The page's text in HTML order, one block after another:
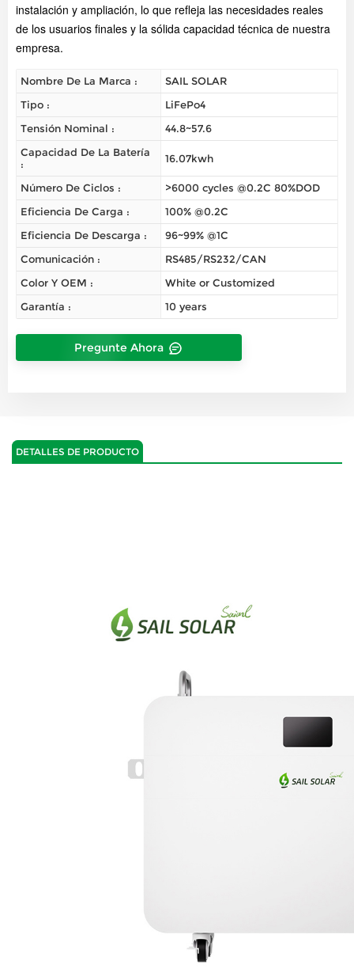
instalación y ampliación, lo que refleja las necesidades reales
de los usuarios finales y la sólida capacidad técnica de nuestra
empresa.
Nombre De La Marca :
SAIL SOLAR
Tipo :
LiFePo4
Tensión Nominal :
44.8~57.6
Capacidad De La Batería
:
16.07kwh
Número De Ciclos :
>6000 cycles @0.2C 80%DOD
Eficiencia De Carga :
100% @0.2C
Eficiencia De Descarga :
96~99% @1C
Comunicación :
RS485/RS232/CAN
Color Y OEM :
White or Customized
Garantía :
10 years
Pregunte Ahora
DETALLES DE PRODUCTO